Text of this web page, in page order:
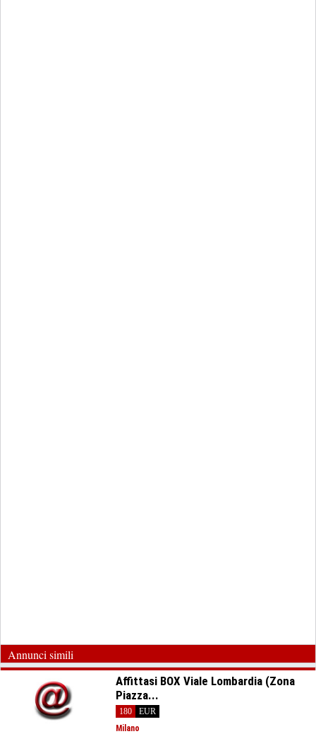
Annunci simili
Affittasi BOX Viale Lombardia (Zona
Piazza...
180
EUR
Milano